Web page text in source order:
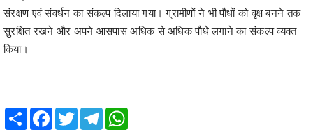
किया।
RELATED POSTS